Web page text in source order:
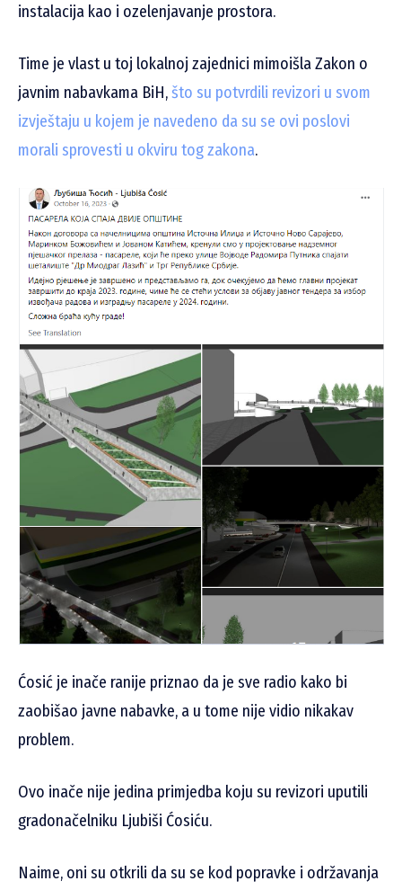
instalacija kao i ozelenjavanje prostora.
Time je vlast u toj lokalnoj zajednici mimoišla Zakon o
javnim nabavkama BiH,što su potvrdili revizori u svom
izvještaju u kojem je navedeno da su se ovi poslovi
morali sprovesti u okviru tog zakona.
Ćosić je inače ranije priznao da je sve radio kako bi
zaobišao javne nabavke, a u tome nije vidio nikakav
problem.
Ovo inače nije jedina primjedba koju su revizori uputili
gradonačelniku Ljubiši Ćosiću.
Naime, oni su otkrili da su se kod popravke i održavanja